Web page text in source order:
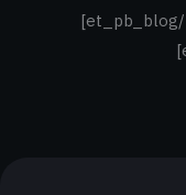
custom_padding=”12px|||||”][/et_pb_blog]
[/et_pb_column][/et_pb_row]